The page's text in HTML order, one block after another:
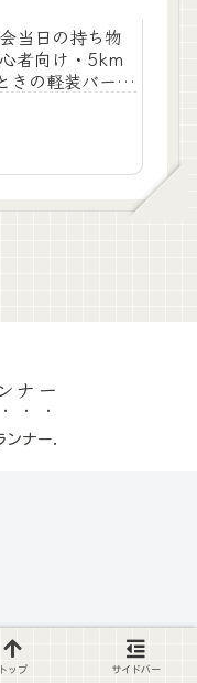
当日の持ち物
者向け・5km
きの軽装バージ
ナー
ンナー.
トップ サイドバー